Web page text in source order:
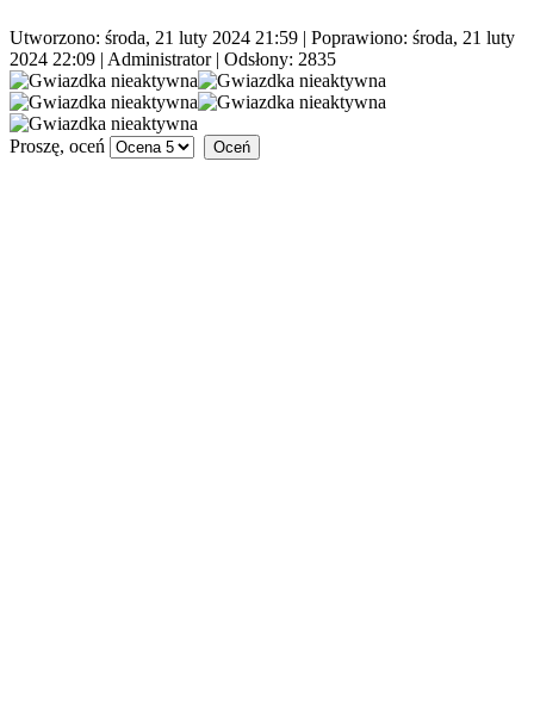
Utworzono: środa, 21 luty 2024 21:59 | Poprawiono: środa, 21 luty
2024 22:09 | Administrator| Odsłony: 2835
Proszę, oceń